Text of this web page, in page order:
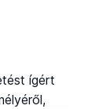
ígért